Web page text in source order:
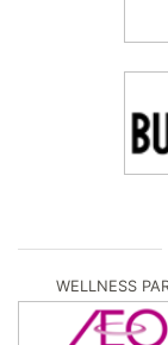
WELLNESS